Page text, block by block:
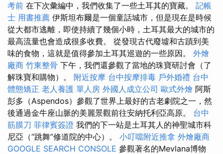
考前 在下次彙編中，我們收集了一些土耳其的寶藏。 記帳
士 用書推薦 伊斯坦布爾是一個童話城市，但是現在是時候
從大都市逃離，即使持續了幾個小時，土耳其最大的城市的
最高流量也會造成很多收費。 從發現古代廢墟和古蹟到美
味的食物，這就是值得參加土耳其巡遊的一些原因。 外燴
廠商 竹東整骨 下午，我們還參觀了當地的珠寶研討會（了
解珠寶和購物）。 附近按摩 台中按摩排毒 戶外婚禮 台中
體態矯正 老人養護 單人房 外國人成立公司 歐式外燴 阿斯
彭多（Aspendos）參觀了世界上最好的古老劇院之一，然
後通過金牛座山脈的美麗景觀前往安納托利亞高原。 台中
筋膜刀 菲律賓簽證 我們的下一站是土耳其人的神聖城市科
尼亞（“跳舞”修道院的中心）。 小叮噹附近推拿 外燴廠商
GOOGLE SEARCH CONSOLE 參觀著名的Mevlana博物